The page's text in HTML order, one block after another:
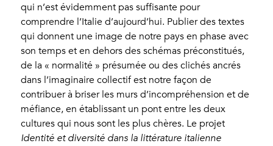
qui n’est évidemment pas suffisante pour
comprendre l’Italie d’aujourd’hui. Publier des textes
qui donnent une image de notre pays en phase avec
son temps et en dehors des schémas préconstitués,
de la « normalité » présumée ou des clichés ancrés
dans l’imaginaire collectif est notre façon de
contribuer à briser les murs d’incompréhension et de
méfiance, en établissant un pont entre les deux
cultures qui nous sont les plus chères. Le projet
Identité et diversité dans la littérature italienne